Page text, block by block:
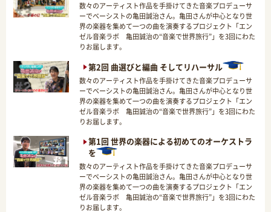
数々のアーティスト作品を手掛けてきた音楽プロデューサ
ーでベーシストの亀田誠治さん。亀田さんが中心となり世
界の楽器を集めて一つの曲を演奏するプロジェクト「エン
ゼル音楽ラボ 亀田誠治の“音楽で世界旅行”」を3回にわた
りお届します。
第2回 曲選びと編曲 そしてリハーサル
数々のアーティスト作品を手掛けてきた音楽プロデューサ
ーでベーシストの亀田誠治さん。亀田さんが中心となり世
界の楽器を集めて一つの曲を演奏するプロジェクト「エン
ゼル音楽ラボ 亀田誠治の“音楽で世界旅行”」を3回にわた
りお届します。
第1回 世界の楽器による初めてのオーケストラ
を
数々のアーティスト作品を手掛けてきた音楽プロデューサ
ーでベーシストの亀田誠治さん。亀田さんが中心となり世
界の楽器を集めて一つの曲を演奏するプロジェクト「エン
ゼル音楽ラボ 亀田誠治の“音楽で世界旅行”」を3回にわた
りお届します。